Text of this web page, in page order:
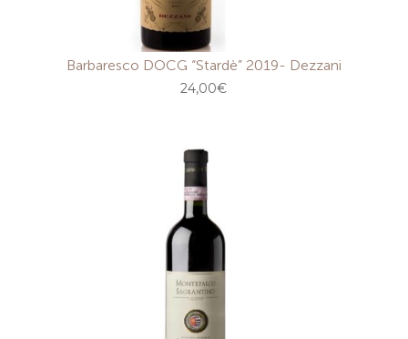
Barbaresco DOCG “Stardè” 2019- Dezzani
24,00€